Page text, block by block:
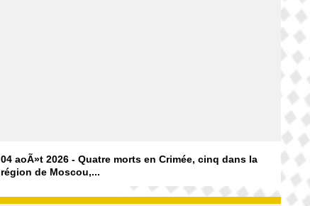
04 aoÃ»t 2026 - Quatre morts en Crimée, cinq dans la
région de Moscou,...